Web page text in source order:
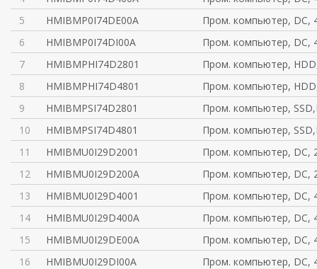
5
HMIBMP0I74DE00A
Пром. компьютер, DC,
6
HMIBMP0I74DI00A
Пром. компьютер, DC,
7
HMIBMPHI74D2801
Пром. компьютер,
8
HMIBMPHI74D4801
Пром. компьютер,
9
HMIBMPSI74D2801
Пром. компьютер,
10
HMIBMPSI74D4801
Пром. компьютер,
11
HMIBMU0I29D2001
Пром. компьютер, DC,
12
HMIBMU0I29D200A
Пром. компьютер, DC,
13
HMIBMU0I29D4001
Пром. компьютер, DC,
14
HMIBMU0I29D400A
Пром. компьютер, DC,
15
HMIBMU0I29DE00A
Пром. компьютер, DC,
16
HMIBMU0I29DI00A
Пром. компьютер, DC,